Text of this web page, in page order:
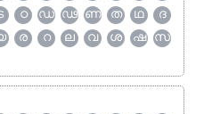
ഠ ഡ ഢ ണ ത ഥ
ദ
ര റ ല വ ശ ഷ
സ